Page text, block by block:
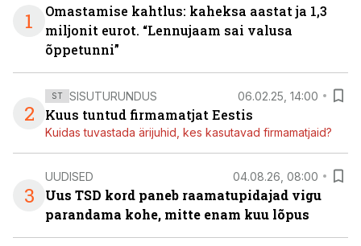
1
Omastamise kahtlus: kaheksa aastat ja 1,3
miljonit eurot. “Lennujaam sai valusa
õppetunni”
2
ST SISUTURUNDUS 06.02.25, 14:00
Kuus tuntud firmamatjat Eestis
Kuidas tuvastada ärijuhid, kes kasutavad firmamatjaid?
3
UUDISED 04.08.26, 08:00
Uus TSD kord paneb raamatupidajad vigu
parandama kohe, mitte enam kuu lõpus